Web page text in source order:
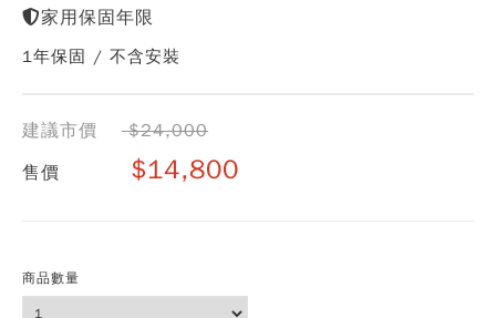
家用保固年限
1年保固 / 不含安裝
建議市價
$24,000
售價
$14,800
商品數量